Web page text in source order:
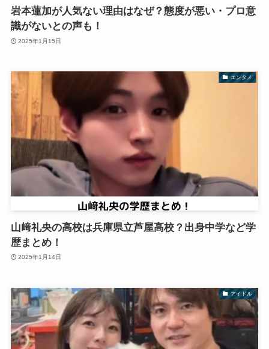
岩本蓮加が人気ない理由はなぜ？態度が悪い・プロ意
識がないとの声も！
2025年1月15日
エンタメ
山﨑礼央の高校は兵庫県立芦屋高校？出身中学など学
歴まとめ！
2025年1月14日
アイドル